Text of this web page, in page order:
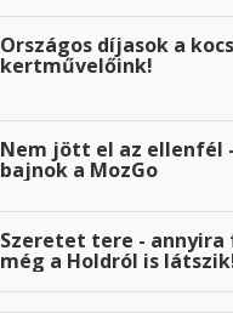
Országos díjasok a
kertművelőink!
Nem jött el az ellenfél
bajnok a MozGo
Szeretet tere - annyira
még a Holdról is